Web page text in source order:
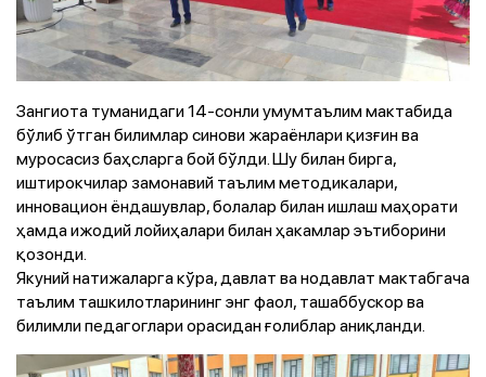
Зангиота туманидаги 14-сонли умумтаълим мактабида
бўлиб ўтган билимлар синови жараёнлари қизғин ва
муросасиз баҳсларга бой бўлди. Шу билан бирга,
иштирокчилар замонавий таълим методикалари,
инновацион ёндашувлар, болалар билан ишлаш маҳорати
ҳамда ижодий лойиҳалари билан ҳакамлар эътиборини
қозонди.
Якуний натижаларга кўра, давлат ва нодавлат мактабгача
таълим ташкилотларининг энг фаол, ташаббускор ва
билимли педагоглари орасидан ғолиблар аниқланди.